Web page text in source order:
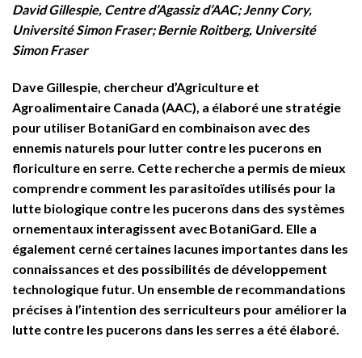
David Gillespie, Centre d’Agassiz d’AAC; Jenny Cory,
Université Simon Fraser; Bernie Roitberg, Université
Simon Fraser
Dave Gillespie, chercheur d’Agriculture et
Agroalimentaire Canada (AAC), a élaboré une stratégie
pour utiliser BotaniGard en combinaison avec des
ennemis naturels pour lutter contre les pucerons en
floriculture en serre. Cette recherche a permis de mieux
comprendre comment les parasitoïdes utilisés pour la
lutte biologique contre les pucerons dans des systèmes
ornementaux interagissent avec BotaniGard. Elle a
également cerné certaines lacunes importantes dans les
connaissances et des possibilités de développement
technologique futur. Un ensemble de recommandations
précises à l’intention des serriculteurs pour améliorer la
lutte contre les pucerons dans les serres a été élaboré.